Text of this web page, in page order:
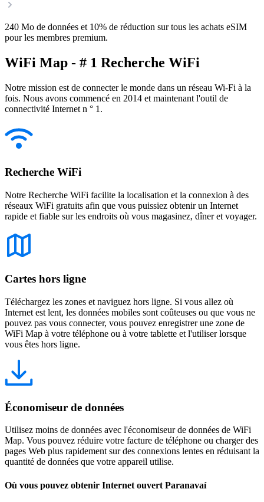
240 Mo de données et 10% de réduction sur tous les achats eSIM
pour les membres premium.
WiFi Map - # 1 Recherche WiFi
Notre mission est de connecter le monde dans un réseau Wi-Fi à la
fois. Nous avons commencé en 2014 et maintenant l'outil de
connectivité Internet n ° 1.
Recherche WiFi
Notre Recherche WiFi facilite la localisation et la connexion à des
réseaux WiFi gratuits afin que vous puissiez obtenir un Internet
rapide et fiable sur les endroits où vous magasinez, dîner et voyager.
Cartes hors ligne
Téléchargez les zones et naviguez hors ligne. Si vous allez où
Internet est lent, les données mobiles sont coûteuses ou que vous ne
pouvez pas vous connecter, vous pouvez enregistrer une zone de
WiFi Map à votre téléphone ou à votre tablette et l'utiliser lorsque
vous êtes hors ligne.
Économiseur de données
Utilisez moins de données avec l'économiseur de données de WiFi
Map. Vous pouvez réduire votre facture de téléphone ou charger des
pages Web plus rapidement sur des connexions lentes en réduisant la
quantité de données que votre appareil utilise.
Où vous pouvez obtenir Internet ouvert Paranavaí